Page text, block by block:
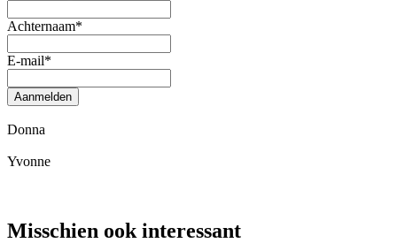
Achternaam*
E-mail*
Aanmelden
Donna
Yvonne
Misschien ook interessant